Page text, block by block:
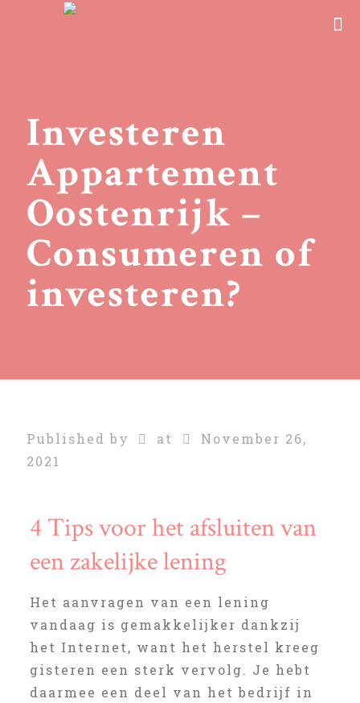
Investeren
Appartement
Oostenrijk –
Consumeren of
investeren?
Published by at
November 26,
2021
4 Tips voor het afsluiten van
een zakelijke lening
Het aanvragen van een lening
vandaag is gemakkelijker dankzij
het Internet, want het herstel kreeg
gisteren een sterk vervolg. Je hebt
daarmee een deel van het bedrijf in